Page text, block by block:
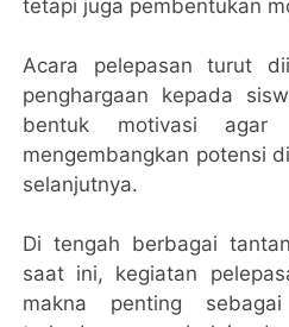
tetapi juga pembentukan
Acara pelepasan turut
penghargaan kepada
bentuk motivasi
mengembangkan potensi
selanjutnya.
Di tengah berbagai
saat ini, kegiatan
makna penting